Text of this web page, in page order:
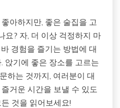
아하지만, 좋은 술집을 고
요? 자, 더 이상 걱정하지 마
경험을 즐기는 방법에 대
앉기에 좋은 장소를 고르는
하는 것까지, 여러분이 대
거운 시간을 보낼 수 있도
것을 읽어보세요!